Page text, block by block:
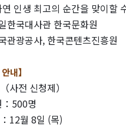
인생 최고의 순간을 맞이할
한국대사관 한국문화원
관광공사, 한국콘텐츠진흥원
내】
사전 신청제）
500명
12월 8일 (목)